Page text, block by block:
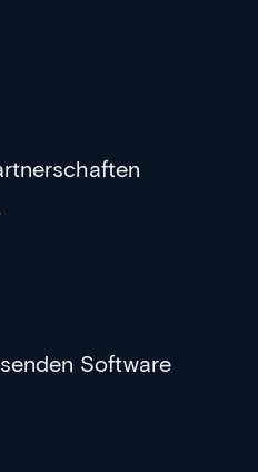
Software